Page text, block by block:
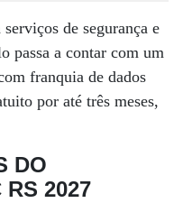
de segurança e
passa a contar com um
franquia de dados
por até três meses,
DO
RS 2027